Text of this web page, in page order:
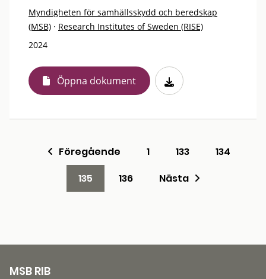
Myndigheten för samhällsskydd och beredskap
(MSB) · Research Institutes of Sweden (RISE)
2024
Öppna dokument
Föregående 1 133
134
135
136 Nästa
MSB RIB